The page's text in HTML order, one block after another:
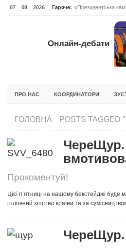
07 08 2026 Гаряче: «Президентська
Онлайн-дебати
ОНЛАЙН-ДЕБАТИ
Онлайн-дебати
ПРО НАС КООРДИНАТОРИ
ГОЛОВНА POSTS TAGGED
ЧереЩур.
Прокоментуй!
Цієї п’ятниці на нашому бекстейджі
головний хіпстер країни та за
ЧереЩур.